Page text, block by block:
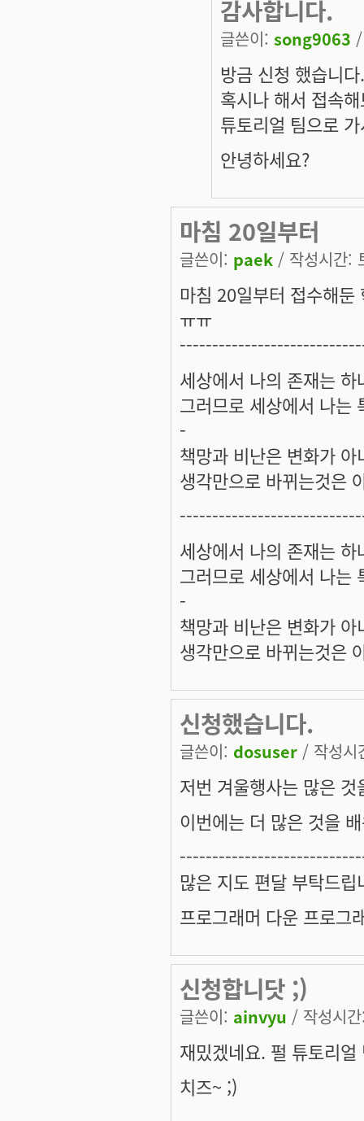
감사합니다.
글쓴이: song9063
방금 신청 했습니다.
혹시나 해서 접속
튜토리얼 팀으로
안녕하세요?
마침 20일부터
글쓴이: paek / 작성시간:
마침 20일부터 접수해
ㅠㅠ
세상에서 나의 존재는 하
그러므로 세상에서 나는
-
책망과 비난은 변화가 아
생각만으로 바뀌는것은
세상에서 나의 존재는 하
그러므로 세상에서 나는
-
책망과 비난은 변화가 아
생각만으로 바뀌는것은
신청했습니다.
글쓴이: dosuser / 작성
저번 겨울행사는 많은
이번에는 더 많은 것을
많은 지도 편달 부탁드
프로그래머 다운 프로그
신청합니닷 ;)
글쓴이: ainvyu / 작성시
재밌겠네요. 펄 튜토리
치즈~ ;)